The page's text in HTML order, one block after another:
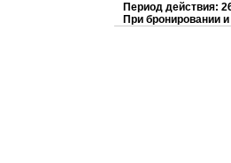
Период действия:
При бронировании